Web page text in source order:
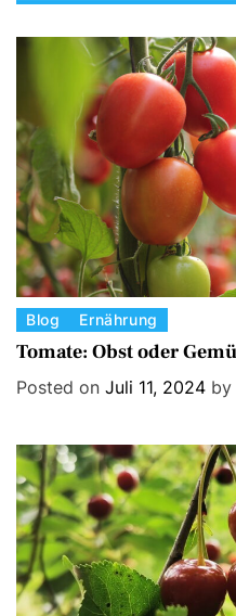
C
a
o
r
i
e
s
Blog Ernährung
Tomate: Obst oder
Posted on Juli 11, 2024 by